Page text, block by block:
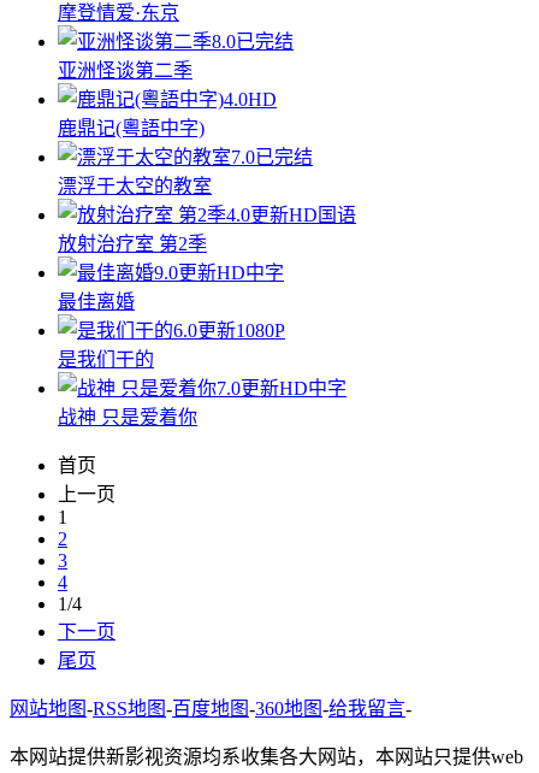
摩登情爱·东京
8.0已完结
亚洲怪谈第二季
4.0HD
鹿鼎记(粵語中字)
7.0已完结
漂浮于太空的教室
4.0更新HD国语
放射治疗室 第2季
9.0更新HD中字
最佳离婚
6.0更新1080P
是我们干的
7.0更新HD中字
战神 只是爱着你
首页
上一页
1
2
3
4
1/4
下一页
尾页
网站地图-RSS地图-百度地图-360地图-给我留言-
本网站提供新影视资源均系收集各大网站，本网站只提供web